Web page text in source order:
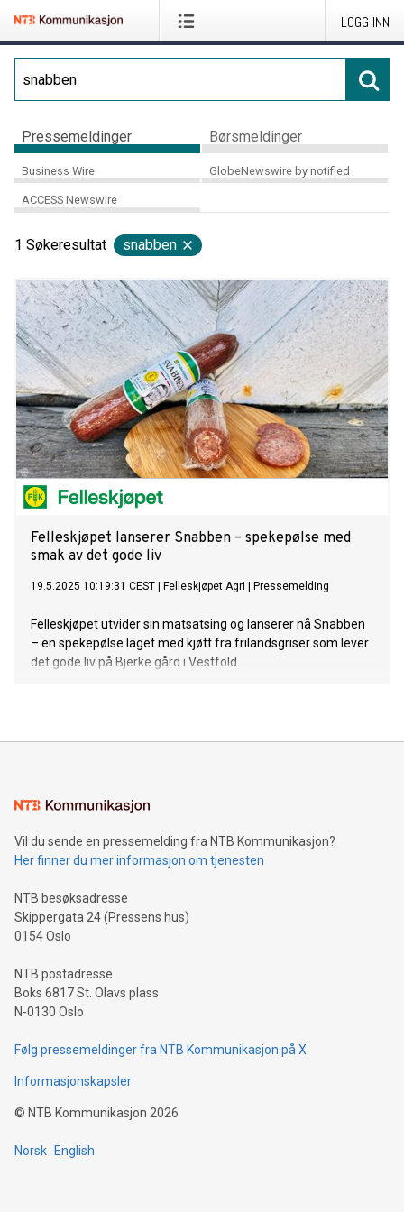
LOGG INN
Pressemeldinger Børsmeldinger
Business Wire GlobeNewswire by notified
ACCESS Newswire
1 Søkeresultat snabben
Felleskjøpet lanserer Snabben – spekepølse med
smak av det gode liv
19.5.2025 10:19:31 CEST Felleskjøpet Agri Pressemelding
Felleskjøpet utvider sin matsatsing og lanserer nå Snabben
– en spekepølse laget med kjøtt fra frilandsgriser som lever
det gode liv på Bjerke gård i Vestfold.
Vil du sende en pressemelding fra NTB Kommunikasjon?
Her finner du mer informasjon om tjenesten
NTB besøksadresse
Skippergata 24 (Pressens hus)
0154 Oslo
NTB postadresse
Boks 6817 St. Olavs plass
N-0130 Oslo
Følg pressemeldinger fra NTB Kommunikasjon på X
Informasjonskapsler
© NTB Kommunikasjon 2026
Norsk English